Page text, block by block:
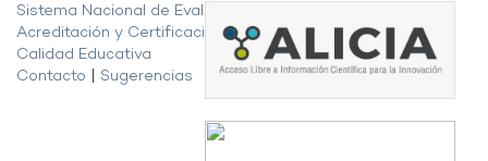
Sistema Nacional de Evaluación,
Acreditación y Certificación de la
Calidad Educativa
Contacto
Sugerencias